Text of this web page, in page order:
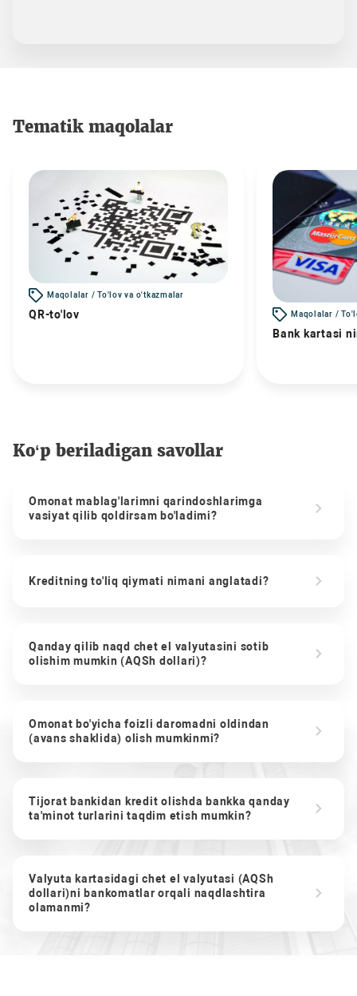
Tematik maqolalar
Maqolalar / To'lov va o'tkazmalar
QR-to'lov Maqolalar /
Bank kartasi
Ko‘p beriladigan savollar
Omonat mablag'larimni qarindoshlarimga
vasiyat qilib qoldirsam bo'ladimi?
Kreditning to'liq qiymati nimani anglatadi?
Qanday qilib naqd chet el valyutasini sotib
olishim mumkin (AQSh dollari)?
Omonat bo'yicha foizli daromadni oldindan
(avans shaklida) olish mumkinmi?
Tijorat bankidan kredit olishda bankka qanday
ta'minot turlarini taqdim etish mumkin?
Valyuta kartasidagi chet el valyutasi (AQSh
dollari)ni bankomatlar orqali naqdlashtira
olamanmi?